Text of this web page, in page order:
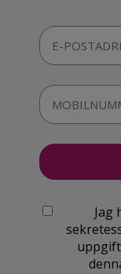
Jag